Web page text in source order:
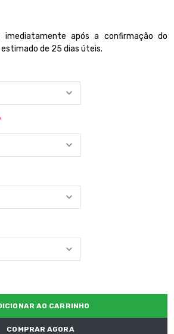
imediatamente após a confirmação do
de 25 dias úteis.
COMPRAR AGORA